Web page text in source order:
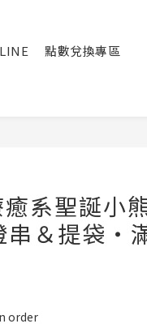
點數兌換專區
系聖誕小
串＆提袋・
order